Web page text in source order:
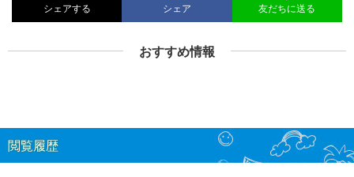
シェアする シェア 友だちに送る
おすすめ情報
閲覧履歴